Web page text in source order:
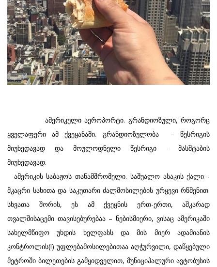
ამერიკული აეროპორტი. გრანდიოზული, როგორც
ყველაფერი ამ ქვეყანაში. გრანდიოზულობა – წესრიგის
მიუხედავად და მოულოდნელი წესრიგი - მასშტაბის
მიუხედავად.
ამერიკის საბაჟოს თანამშრომელი. საშუალო ასაკის ქალი -
მკაცრი სახითა და საკუთარი ძალმოსილების ურყევი რწმენით.
სხვათა შორის, ეს ამ ქვეყნის ერთ-ერთი, აშკარად
თვალშისაცემი თავისებურებაა – ნებისმიერი, ვისაც ამერიკაში
სახელმწიფო უხდის ხელფასს და მის მიერ ადამიანის
კონტროლის(!) უფლებამოსილებითაა აღჭურვილი, დაწყებული
მეტროში ბილეთების გამყიდველით, მუნიციპალური ავტობუსის